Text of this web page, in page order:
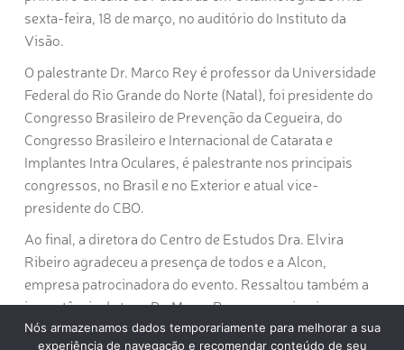
sexta-feira, 18 de março, no auditório do Instituto da
Visão.
O palestrante Dr. Marco Rey é professor da Universidade
Federal do Rio Grande do Norte (Natal), foi presidente do
Congresso Brasileiro de Prevenção da Cegueira, do
Congresso Brasileiro e Internacional de Catarata e
Implantes Intra Oculares, é palestrante nos principais
congressos, no Brasil e no Exterior e atual vice-
presidente do CBO.
Ao final, a diretora do Centro de Estudos Dra. Elvira
Ribeiro agradeceu a presença de todos e a Alcon,
empresa patrocinadora do evento. Ressaltou também a
importância de ter o Dr. Marco Rey como primeiro
palestrante deste ano, pois ressalta a importância dos
Nós armazenamos dados temporariamente para melhorar a sua
experiência de navegação e recomendar conteúdo de seu